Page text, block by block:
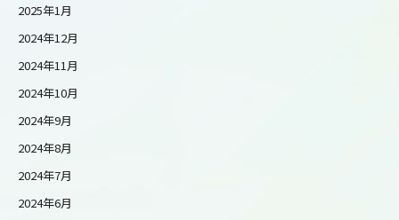
2025年1月
2024年12月
2024年11月
2024年10月
2024年9月
2024年8月
2024年7月
2024年6月